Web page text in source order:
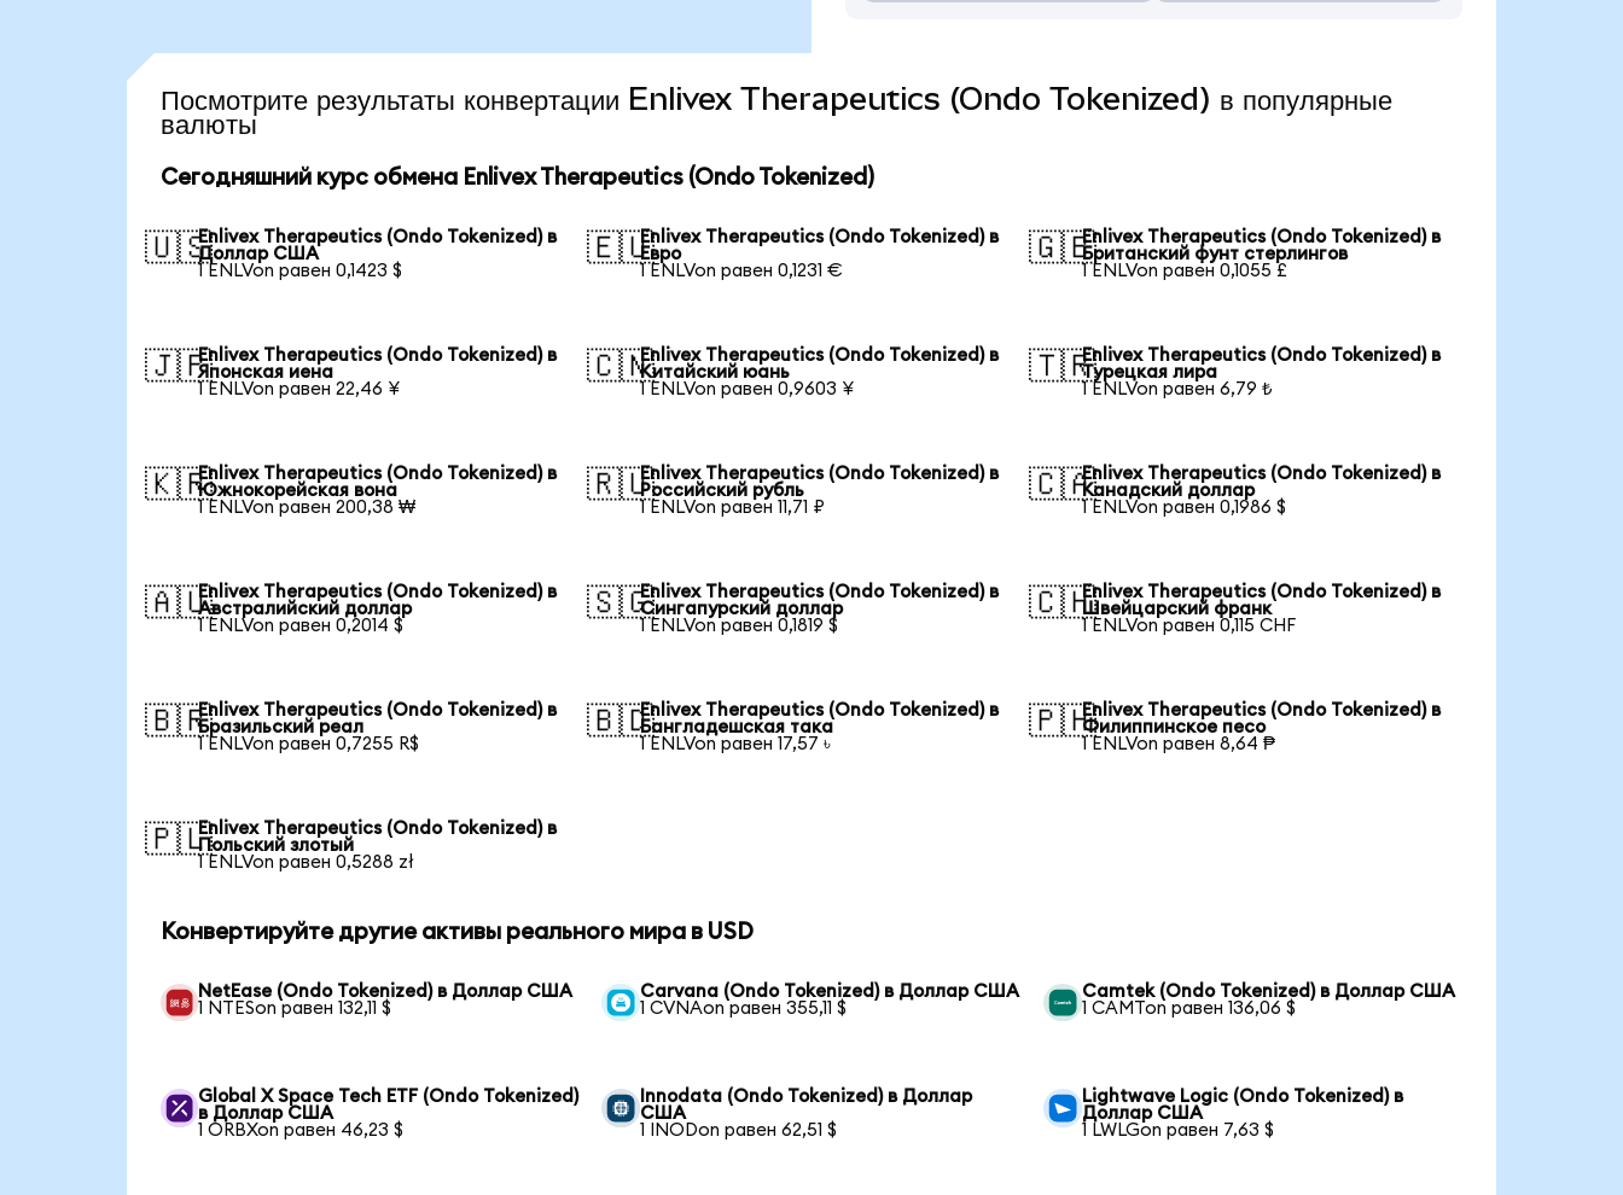
Посмотрите результаты конвертации Enlivex Therapeutics (Ondo Tokenized) в популярные
валюты
Сегодняшний курс обмена Enlivex Therapeutics (Ondo Tokenized)
🇺🇸Enlivex Therapeutics (Ondo Tokenized) в
Доллар США
1 ENLVon равен 0,1423 $
🇪🇺Enlivex Therapeutics (Ondo Tokenized) в
Евро
1 ENLVon равен 0,1231 €
🇬🇧Enlivex Therapeutics (Ondo Tokenized) в
Британский фунт стерлингов
1 ENLVon равен 0,1055 £
🇯🇵Enlivex Therapeutics (Ondo Tokenized) в
Японская иена
1 ENLVon равен 22,46 ¥
🇨🇳Enlivex Therapeutics (Ondo Tokenized) в
Китайский юань
1 ENLVon равен 0,9603 ¥
🇹🇷Enlivex Therapeutics (Ondo Tokenized) в
Турецкая лира
1 ENLVon равен 6,79 ₺
🇰🇷Enlivex Therapeutics (Ondo Tokenized) в
Южнокорейская вона
1 ENLVon равен 200,38 ₩
🇷🇺Enlivex Therapeutics (Ondo Tokenized) в
Российский рубль
1 ENLVon равен 11,71 ₽
🇨🇦Enlivex Therapeutics (Ondo Tokenized) в
Канадский доллар
1 ENLVon равен 0,1986 $
🇦🇺Enlivex Therapeutics (Ondo Tokenized) в
Австралийский доллар
1 ENLVon равен 0,2014 $
🇸🇬Enlivex Therapeutics (Ondo Tokenized) в
Сингапурский доллар
1 ENLVon равен 0,1819 $
🇨🇭Enlivex Therapeutics (Ondo Tokenized) в
Швейцарский франк
1 ENLVon равен 0,115 CHF
🇧🇷Enlivex Therapeutics (Ondo Tokenized) в
Бразильский реал
1 ENLVon равен 0,7255 R$
🇧🇩Enlivex Therapeutics (Ondo Tokenized) в
Бангладешская така
1 ENLVon равен 17,57 ৳
🇵🇭Enlivex Therapeutics (Ondo Tokenized) в
Филиппинское песо
1 ENLVon равен 8,64 ₱
🇵🇱Enlivex Therapeutics (Ondo Tokenized) в
Польский злотый
1 ENLVon равен 0,5288 zł
Конвертируйте другие активы реального мира в USD
NetEase (Ondo Tokenized) в Доллар США
1 NTESon равен 132,11 $
Carvana (Ondo Tokenized) в Доллар США
1 CVNAon равен 355,11 $
Camtek (Ondo Tokenized) в Доллар США
1 CAMTon равен 136,06 $
Global X Space Tech ETF (Ondo Tokenized)
в Доллар США
1 ORBXon равен 46,23 $
Innodata (Ondo Tokenized) в Доллар
США
1 INODon равен 62,51 $
Lightwave Logic (Ondo Tokenized) в
Доллар США
1 LWLGon равен 7,63 $